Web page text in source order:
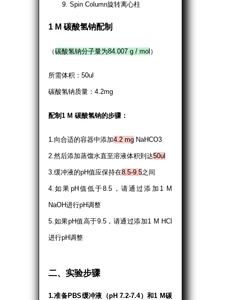
9. Spin Column旋转离心柱
1 M 碳酸氢钠配制
（碳酸氢钠分子量为84.007 g / mol ）
所需体积：50ul
碳酸氢钠质量：4.2mg
配制1 M 碳酸氢钠的步骤：
1.向合适的容器中添加4.2 mg NaHCO3
2.然后添加蒸馏水直至溶液体积到达50ul
3.缓冲液的pH值应保持在8.5-9.5之间
4.如果pH值低于8.5，请通过添加1 M
NaOH进行pH调整
5.如果pH值高于9.5，请通过添加1 M HCl
进行pH调整
二、实验步骤
1.准备PBS缓冲液（pH 7.2-7.4）和1 M碳